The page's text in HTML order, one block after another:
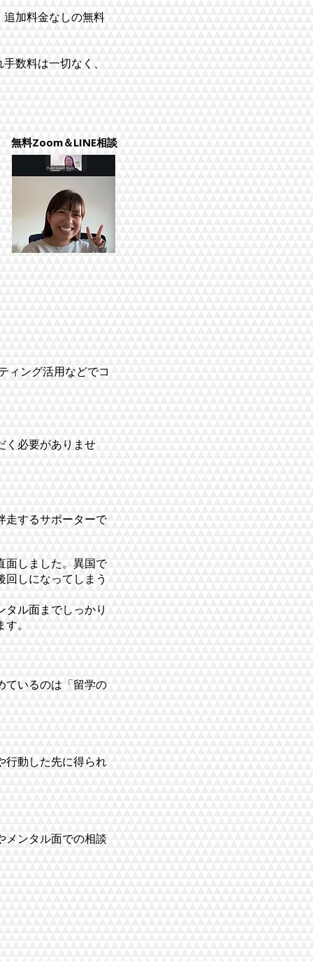
加料金なしの無料
数料は一切なく、
無料Zoom＆LINE相談
ィング活用などでコ
く必要がありませ
走するサポーターで
面しました。異国で
しになってしまう
ル面までしっかり
。
ているのは「留学の
行動した先に得られ
メンタル面での相談